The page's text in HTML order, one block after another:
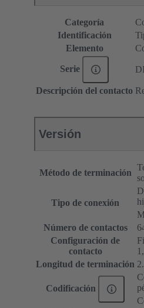
Categoría
Identificación
Elemento
Serie
Descripción del contacto
Versión
Método de terminación
Tipo de conexión
Número de contactos
Configuración de
contacto
Longitud de terminación
Codificación